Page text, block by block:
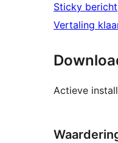
Sticky bericht
Vertaling
Actieve